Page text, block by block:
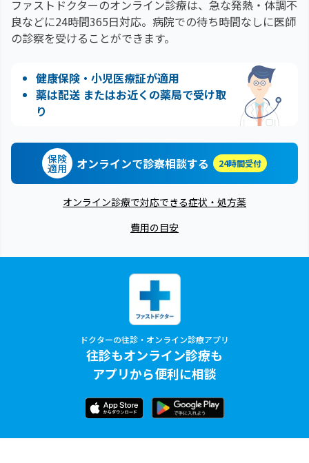
ファストドクターのオンライン診療は、急な発熱・体調不
良などに24時間365日対応。 病院での待ち時間なしに医師
の診察を受けることができます。
健康保険・小児医療証が適用
薬は配送 またはお近くの薬局で受け取
り
保険
適用 オンラインで診察相談する 24時間受付
オンライン診療で対応できる症状・処方薬
費用の目安
ドクターの往診・オンライン診療アプリ
往診もオンライン診療も
アプリから便利に相談